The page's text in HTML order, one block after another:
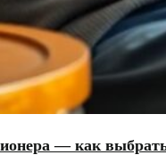
— как